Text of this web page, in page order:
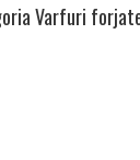
Varfuri